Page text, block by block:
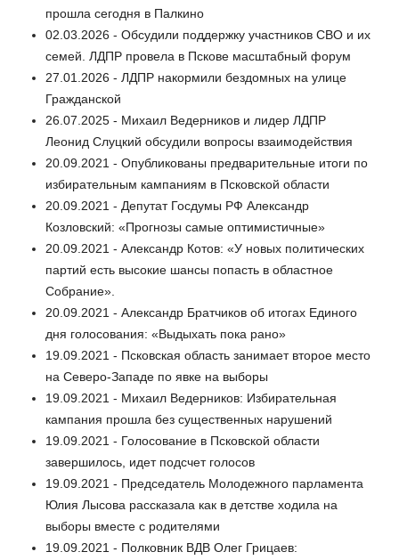
прошла сегодня в Палкино
02.03.2026 - Обсудили поддержку участников СВО и их
семей. ЛДПР провела в Пскове масштабный форум
27.01.2026 - ЛДПР накормили бездомных на улице
Гражданской
26.07.2025 - Михаил Ведерников и лидер ЛДПР
Леонид Слуцкий обсудили вопросы взаимодействия
20.09.2021 - Опубликованы предварительные итоги по
избирательным кампаниям в Псковской области
20.09.2021 - Депутат Госдумы РФ Александр
Козловский: «Прогнозы самые оптимистичные»
20.09.2021 - Александр Котов: «У новых политических
партий есть высокие шансы попасть в областное
Собрание».
20.09.2021 - Александр Братчиков об итогах Единого
дня голосования: «Выдыхать пока рано»
19.09.2021 - Псковская область занимает второе место
на Северо-Западе по явке на выборы
19.09.2021 - Михаил Ведерников: Избирательная
кампания прошла без существенных нарушений
19.09.2021 - Голосование в Псковской области
завершилось, идет подсчет голосов
19.09.2021 - Председатель Молодежного парламента
Юлия Лысова рассказала как в детстве ходила на
выборы вместе с родителями
19.09.2021 - Полковник ВДВ Олег Грицаев: